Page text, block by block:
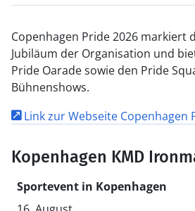
Copenhagen Pride 2026 markiert
Jubiläum der Organisation und
Pride Oarade sowie den Pride
Bühnenshows.
Link zur Webseite Copenhagen
Kopenhagen KMD
Sportevent in Kopenhagen